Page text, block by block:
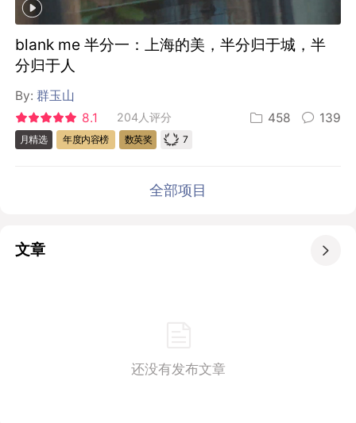
blank me 半分一：上海的美，半分归于城，半
分归于人
By:群玉山
8.1
204人评分 458 139
月精选 年度内容榜 数英奖 7
全部项目
文章 
还没有发布文章